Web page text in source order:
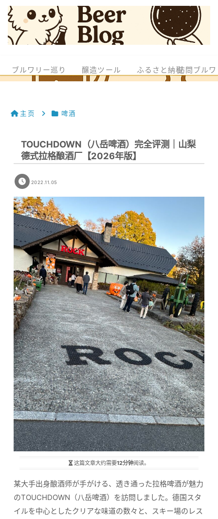
ブルワリー巡り 醸造ツール ふるさと納税訪問ブル
主页 啤酒
TOUCHDOWN（八岳啤酒）完全评测｜山梨
德式拉格酿酒厂【2026年版】
2022.11.05
这篇文章大约需要12分钟阅读。
某大手出身酿酒师が手がける、透き通った拉格啤酒が魅力
のTOUCHDOWN（八岳啤酒）を訪問しました。德国スタ
イルを中心としたクリアな味道の数々と、スキー場のレス